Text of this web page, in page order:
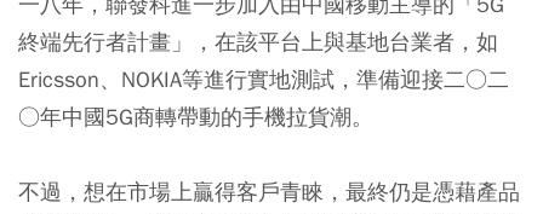
終端先行者計畫」，在該平台上與基地台業者，如
Ericsson、NOKIA等進行實地測試，準備迎接二○二
○年中國5G商轉帶動的手機拉貨潮。
不過，想在市場上贏得客戶青睞，最終仍是憑藉產品